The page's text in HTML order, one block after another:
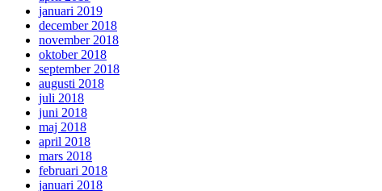
januari 2019
december 2018
november 2018
oktober 2018
september 2018
augusti 2018
juli 2018
juni 2018
maj 2018
april 2018
mars 2018
februari 2018
januari 2018